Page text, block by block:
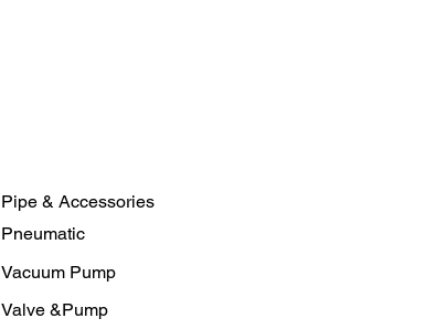
Pipe & Accessories
Pneumatic
Vacuum Pump
Valve &Pump